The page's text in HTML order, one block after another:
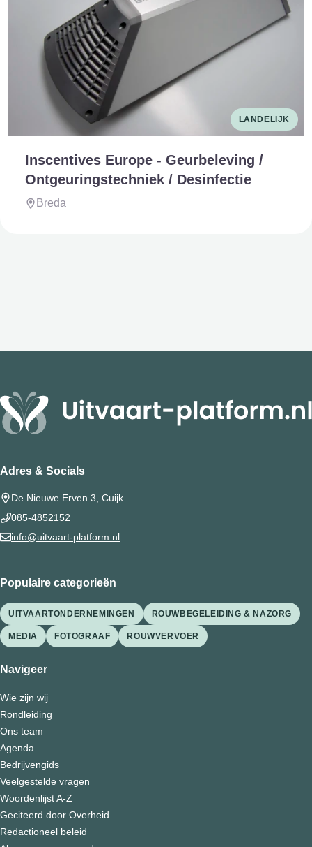
LANDELIJK
Inscentives Europe - Geurbeleving /
Ontgeuringstechniek / Desinfectie
Breda
Adres & Socials
De Nieuwe Erven 3, Cuijk
085-4852152
info@uitvaart-platform.nl
Populaire categorieën
UITVAARTONDERNEMINGEN ROUWBEGELEIDING & NAZORG
MEDIA FOTOGRAAF ROUWVERVOER
Navigeer
Wie zijn wij
Rondleiding
Ons team
Agenda
Bedrijvengids
Veelgestelde vragen
Woordenlijst A-Z
Geciteerd door Overheid
Redactioneel beleid